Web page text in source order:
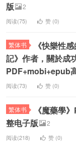
版
2
阅读(75) 赞 (0)
繁体书
《快樂性
記》作者，關於成
PDF+mobi+epub
阅读(73) 赞 (0)
繁体书
《魔藥學
整电子版
2
阅读(218) 赞 (0)